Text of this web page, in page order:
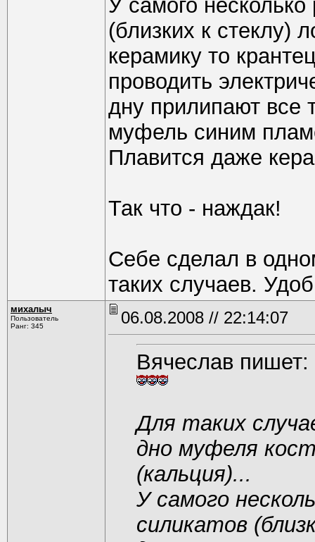
У самого
(близких к стеклу)
керамику то
проводить
дну прилипают все
муфель синим
Плавится даже
Так что - наждак!
Себе сделал в
таких случаев.
михалыч
Пользователь
Ранг: 345
06.08.2008 // 22:14:07
Вячеслав пишет:
Для таких
дно муфеля
(кальция)...
У самого
силикатов